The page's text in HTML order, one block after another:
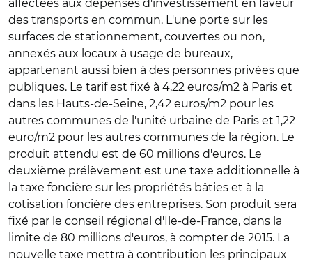
affectées aux dépenses d'investissement en faveur
des transports en commun. L'une porte sur les
surfaces de stationnement, couvertes ou non,
annexés aux locaux à usage de bureaux,
appartenant aussi bien à des personnes privées que
publiques. Le tarif est fixé à 4,22 euros/m2 à Paris et
dans les Hauts-de-Seine, 2,42 euros/m2 pour les
autres communes de l'unité urbaine de Paris et 1,22
euro/m2 pour les autres communes de la région. Le
produit attendu est de 60 millions d'euros. Le
deuxième prélèvement est une taxe additionnelle à
la taxe foncière sur les propriétés bâties et à la
cotisation foncière des entreprises. Son produit sera
fixé par le conseil régional d'Ile-de-France, dans la
limite de 80 millions d'euros, à compter de 2015. La
nouvelle taxe mettra à contribution les principaux